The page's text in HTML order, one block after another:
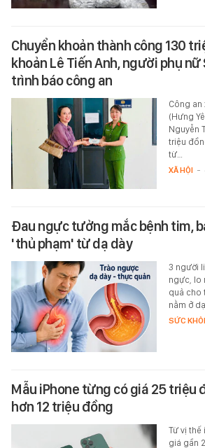
Chuyển khoản thành công 130
khoản Lê Tiến Anh, người phụ nữ
trình báo công an
Công an
(Hưng
Nguyễn
triệu
từ…
XÃ HỘI -
Đau ngực tưởng mắc bệnh tim,
'thủ phạm' từ dạ dày
3 người
ngực, lo
quả cho
nằm ở
SỨC
Mẫu iPhone từng có giá 25 triệu
hơn 12 triệu đồng
Từ vị thế
giá gần